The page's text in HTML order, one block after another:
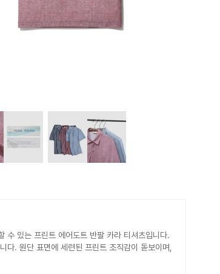
수 있는 프린트 에어도트 반팔 카라 티셔츠입니다.
다. 원단 표면에 세련된 프린트 조직감이 돋보이며,